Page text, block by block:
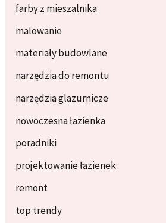
farby z mieszalnika
malowanie
materiały budowlane
narzędzia do remontu
narzędzia glazurnicze
nowoczesna łazienka
poradniki
projektowanie łazienek
remont
top trendy